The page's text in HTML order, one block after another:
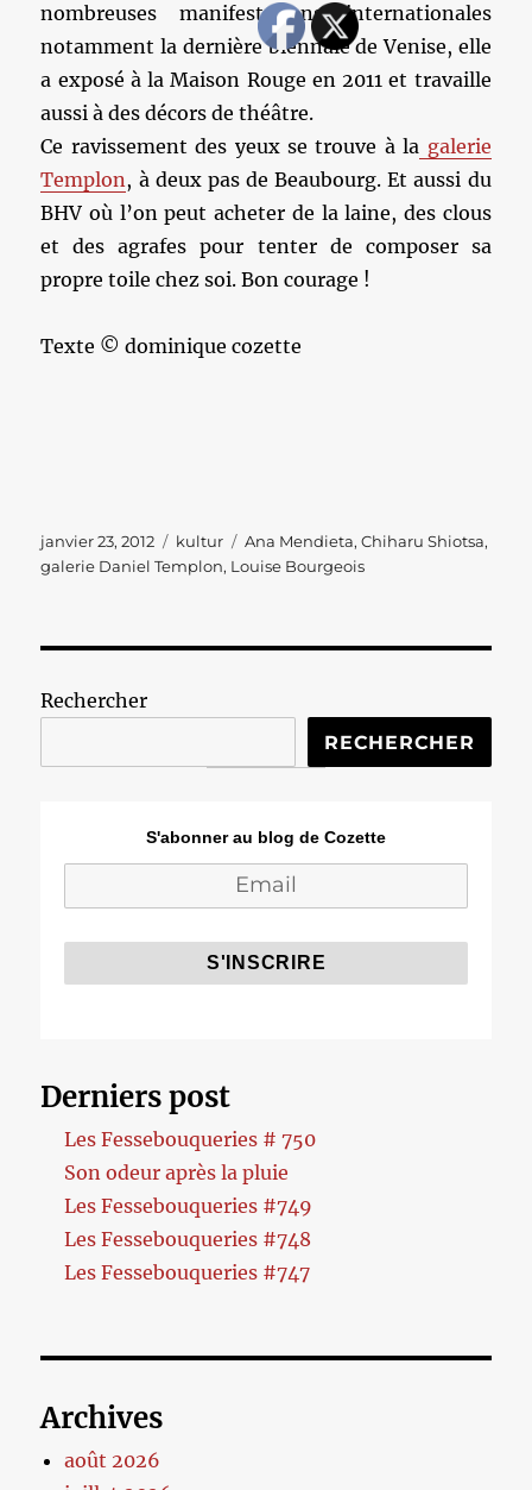
nombreuses manifestations internationales
notamment la dernière biennale de Venise, elle
a exposé à la Maison Rouge en 2011 et travaille
aussi à des décors de théâtre.
Ce ravissement des yeux se trouve à la galerie
Templon, à deux pas de Beaubourg. Et aussi du
BHV où l’on peut acheter de la laine, des clous
et des agrafes pour tenter de composer sa
propre toile chez soi. Bon courage !
Texte © dominique cozette
Publié
le
janvier 23, 2012 Catégories
kultur Étiquettes
Ana Mendieta,Chiharu Shiotsa,
galerie Daniel Templon, Louise Bourgeois
Rechercher
RECHERCHER
S'abonner au blog de Cozette
Derniers post
Les Fessebouqueries # 750
Son odeur après la pluie
Les Fessebouqueries #749
Les Fessebouqueries #748
Les Fessebouqueries #747
Archives
août 2026